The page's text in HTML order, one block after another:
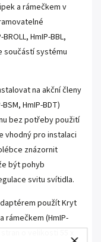
a rámečkem v
HmIP-BBL,
součástí systému
na akční členy
BSM, HmIP-BDT)
bez potřeby použití
vhodný pro instalaci
znázornit
být pohyb
svitu svítidla.
použít Kryt
rámečkem (HmIP-